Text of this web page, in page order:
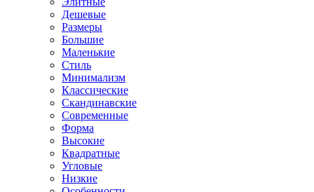
Дешевые
Размеры
Большие
Маленькие
Стиль
Минимализм
Классические
Скандинавские
Современные
Форма
Высокие
Квадратные
Угловые
Низкие